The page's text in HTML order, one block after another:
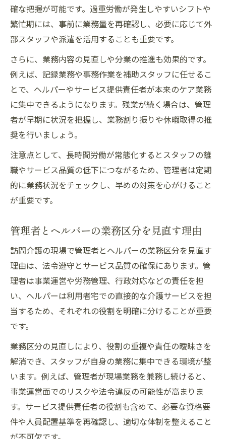
確な把握が可能です。過重労働が発生しやすいシフトや
繁忙期には、事前に業務量を再確認し、必要に応じて外
部スタッフや派遣を活用することも重要です。
さらに、業務内容の見直しや分業の推進も効果的です。
例えば、記録業務や事務作業を補助スタッフに任せるこ
とで、ヘルパーやサービス提供責任者が本来のケア業務
に集中できるようになります。残業が続く場合は、管理
者が早期に状況を把握し、業務割り振りや休暇取得の推
奨を行いましょう。
注意点として、長時間労働が常態化するとスタッフの離
職やサービス品質の低下につながるため、管理者は定期
的に業務状況をチェックし、早めの対策を心がけること
が重要です。
管理者とヘルパーの業務区分を見直す理由
訪問介護の現場で管理者とヘルパーの業務区分を見直す
理由は、法令遵守とサービス品質の確保にあります。管
理者は事業運営や労務管理、行政対応などの責任を担
い、ヘルパーは利用者宅での直接的な介護サービスを担
当するため、それぞれの役割を明確に分けることが重要
です。
業務区分の見直しにより、役割の重複や責任の曖昧さを
解消でき、スタッフが自身の業務に集中できる環境が整
います。例えば、管理者が現場業務を兼務し続けると、
事業運営面でのリスクや法令違反の可能性が高まりま
す。サービス提供責任者の役割も含めて、必要な資格要
件や人員配置基準を再確認し、適切な体制を整えること
が不可欠です。